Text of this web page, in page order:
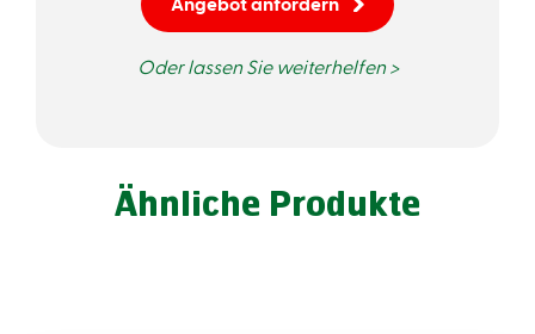
Oder lassen Sie weiterhelfen >
Ähnliche Produkte